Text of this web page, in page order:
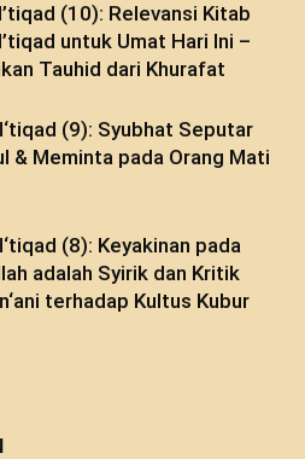
(10): Relevansi Kitab
untuk Umat Hari Ini –
Tauhid dari Khurafat
(9): Syubhat Seputar
& Meminta pada Orang Mati
(8): Keyakinan pada
adalah Syirik dan Kritik
terhadap Kultus Kubur